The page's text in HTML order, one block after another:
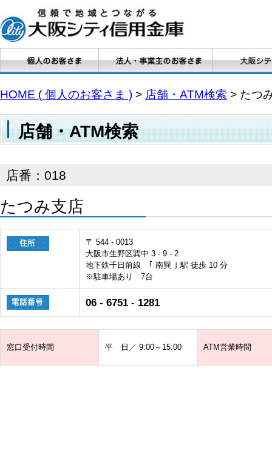
HOME ( 個人のお客さま ) > 店舗・ATM検索 > たつ
店舗・ATM検索
店番：018
たつみ支店
〒 544 - 0013
大阪市生野区巽中 3 - 9 - 2
地下鉄千日前線 ｢ 南巽 ｣ 駅 徒歩 10 分
※駐車場あり 7台
06 - 6751 - 1281
窓口受付時間 平 日／ 9:00～15:00 ATM営業時間